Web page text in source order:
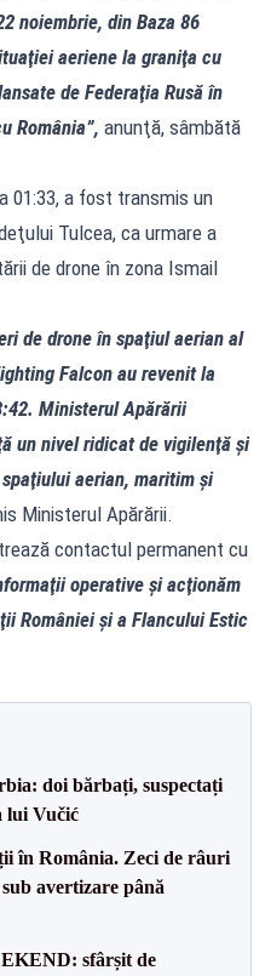
noiembrie, din Baza 86
aeriene la graniţa cu
de Federaţia Rusă în
România”, anunţă, sâmbătă
01:33, a fost transmis un
Tulcea, ca urmare a
de drone în zona Ismail
de drone în spaţiul aerian al
Falcon au revenit la
Ministerul Apărării
un nivel ridicat de vigilenţă şi
aerian, maritim şi
Ministerul Apărării.
contactul permanent cu
operative şi acţionăm
României şi a Flancului Estic
doi bărbați, suspectați
lui Vučić
în România. Zeci de râuri
avertizare până
sfârșit de